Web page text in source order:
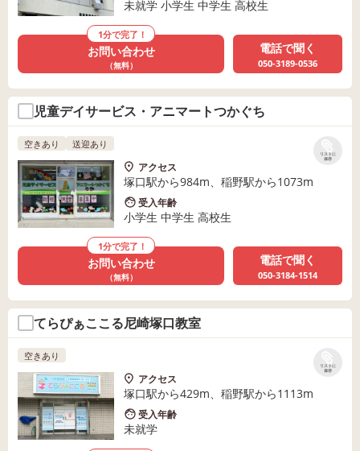
未就学 小学生 中学生 高校生
1分で完了！
お問い合わせ
（無料）
電話で聞く
050-3189-0536
児童デイサービス・アニマートつかぐち
リストに
保存
空きあり 送迎あり
アクセス
塚口駅から984m、稲野駅から1073m
受入年齢
小学生 中学生 高校生
1分で完了！
お問い合わせ
（無料）
電話で聞く
050-3184-1514
てらぴぁここる尼崎塚口教室
リストに
保存
空きあり
アクセス
塚口駅から429m、稲野駅から1113m
受入年齢
未就学